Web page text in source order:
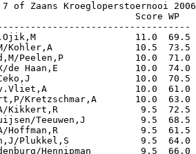
of Zaans Kroegloperstoernooi 2006
Score WP
11.0  69.5
Kohler,A               10.5  73.5
Peelen,P             10.0  71.0
de Haan,E              10.0  74.0
10.0  70.5
10.0  61.0
Kretzschmar,A       10.0  63.0
Kikkert,R               9.5  72.5
Teeuwen,J          9.5  68.5
Hoffman,R               9.5  61.5
Plukkel,S             9.5  64.0
Hennipman         9.5  66.0